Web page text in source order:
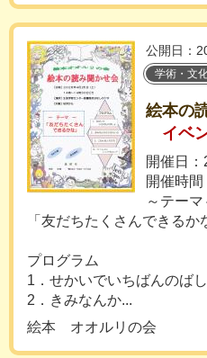
公開日：
学術・文
絵本の
イベ
開催日：
開催時
～テーマ
「友だちたくさんできるか
プログラム
1．せかいでいちばんのば
2．きみなんか...
絵本 オオルリの会